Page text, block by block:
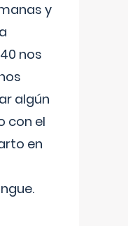
y
nos
algún
con el
en